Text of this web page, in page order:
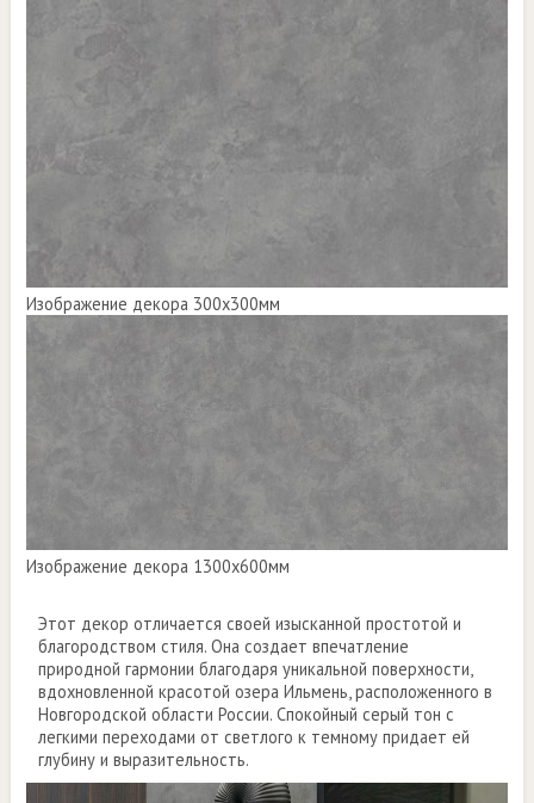
Изображение декора 300х300мм
Изображение декора 1300х600мм
Этот декор отличается своей изысканной простотой и
благородством стиля. Она создает впечатление
природной гармонии благодаря уникальной поверхности,
вдохновленной красотой озера Ильмень, расположенного в
Новгородской области России. Спокойный серый тон с
легкими переходами от светлого к темному придает ей
глубину и выразительность.